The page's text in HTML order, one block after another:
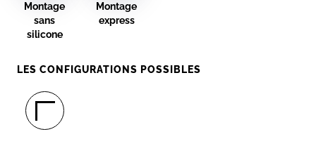
Montage
sans
silicone
Montage
express
LES CONFIGURATIONS POSSIBLES